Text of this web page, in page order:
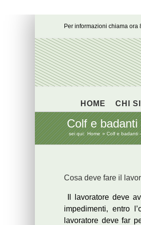
Per informazioni chiama ora
HOME CHI
Colf e
sei qui: Home Colf e badanti
Cosa deve fare il
Il lavoratore deve
impedimenti, entro
lavoratore deve far